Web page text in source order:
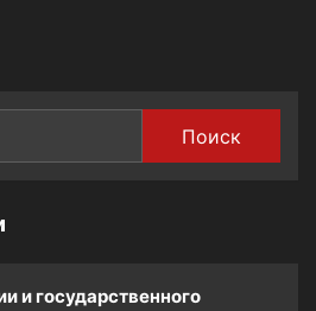
Поиск
и государственного